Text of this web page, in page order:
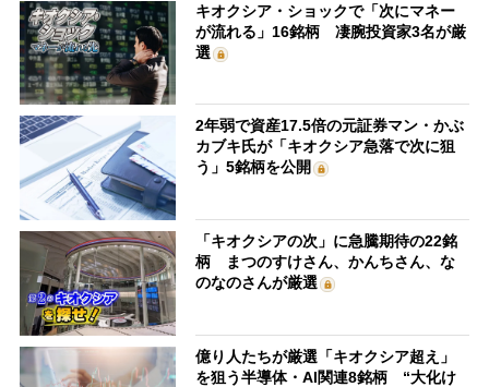
キオクシア・ショックで「次にマネー
が流れる」16銘柄 凄腕投資家3名が厳
選
2年弱で資産17.5倍の元証券マン・かぶ
カブキ氏が「キオクシア急落で次に狙
う」5銘柄を公開
「キオクシアの次」に急騰期待の22銘
柄 まつのすけさん、かんちさん、な
のなのさんが厳選
億り人たちが厳選「キオクシア超え」
を狙う半導体・AI関連8銘柄 “大化け